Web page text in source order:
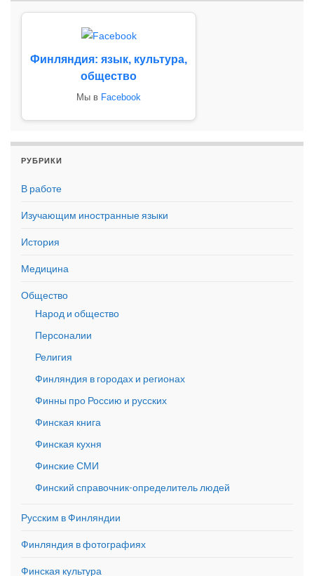
Финляндия: язык, культура,
общество
Мы в Facebook
РУБРИКИ
В работе
Изучающим иностранные языки
История
Медицина
Общество
Народ и общество
Персоналии
Религия
Финляндия в городах и регионах
Финны про Россию и русских
Финская книга
Финская кухня
Финские СМИ
Финский справочник-определитель людей
Русским в Финляндии
Финляндия в фотографиях
Финская культура